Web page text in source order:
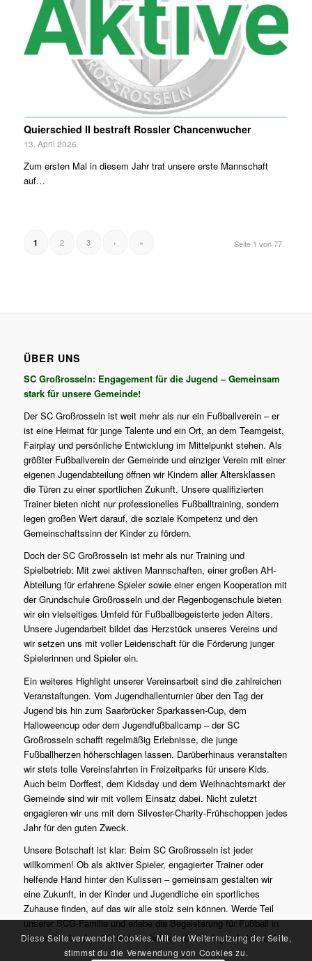
Quierschied II bestraft Rossler Chancenwucher
13. April 2026
Zum ersten Mal in diesem Jahr trat unsere erste Mannschaft
auf…
Seite 1 von 77
1 2 3 › »
ÜBER UNS
SC Großrosseln: Engagement für die Jugend – Gemeinsam
stark für unsere Gemeinde!
Der SC Großrosseln ist weit mehr als nur ein Fußballverein – er
ist eine Heimat für junge Talente und ein Ort, an dem Teamgeist,
Fairplay und persönliche Entwicklung im Mittelpunkt stehen. Als
größter Fußballverein der Gemeinde und einziger Verein mit einer
eigenen Jugendabteilung öffnen wir Kindern aller Altersklassen
die Türen zu einer sportlichen Zukunft. Unsere qualifizierten
Trainer bieten nicht nur professionelles Fußballtraining, sondern
legen großen Wert darauf, die soziale Kompetenz und den
Gemeinschaftssinn der Kinder zu fördern.
Doch der SC Großrosseln ist mehr als nur Training und
Spielbetrieb: Mit zwei aktiven Mannschaften, einer großen AH-
Abteilung für erfahrene Spieler sowie einer engen Kooperation mit
der Grundschule Großrosseln und der Regenbogenschule bieten
wir ein vielseitiges Umfeld für Fußballbegeisterte jeden Alters.
Unsere Jugendarbeit bildet das Herzstück unseres Vereins und
wir setzen uns mit voller Leidenschaft für die Förderung junger
Spielerinnen und Spieler ein.
Ein weiteres Highlight unserer Vereinsarbeit sind die zahlreichen
Veranstaltungen. Vom Jugendhallenturnier über den Tag der
Jugend bis hin zum Saarbrücker Sparkassen-Cup, dem
Halloweencup oder dem Jugendfußballcamp – der SC
Großrosseln schafft regelmäßig Erlebnisse, die junge
Fußballherzen höherschlagen lassen. Darüberhinaus veranstalten
wir stets tolle Vereinsfahrten in Freizeitparks für unsere Kids.
Auch beim Dorffest, dem Kidsday und dem Weihnachtsmarkt der
Gemeinde sind wir mit vollem Einsatz dabei. Nicht zuletzt
engagieren wir uns mit dem Silvester-Charity-Frühschoppen jedes
Jahr für den guten Zweck.
Unsere Botschaft ist klar: Beim SC Großrosseln ist jeder
willkommen! Ob als aktiver Spieler, engagierter Trainer oder
helfende Hand hinter den Kulissen – gemeinsam gestalten wir
eine Zukunft, in der Kinder und Jugendliche ein sportliches
Zuhause finden, auf das wir alle stolz sein können. Werde Teil
unserer SCG-Familie und erlebe die Begeisterung für Fußball in
einem Verein, der sich leidenschaftlich für die Jugend einsetzt!
Diese Seite verwendet Cookies. Mit der Weiternutzung der Seite,
stimmst du die Verwendung von Cookies zu.